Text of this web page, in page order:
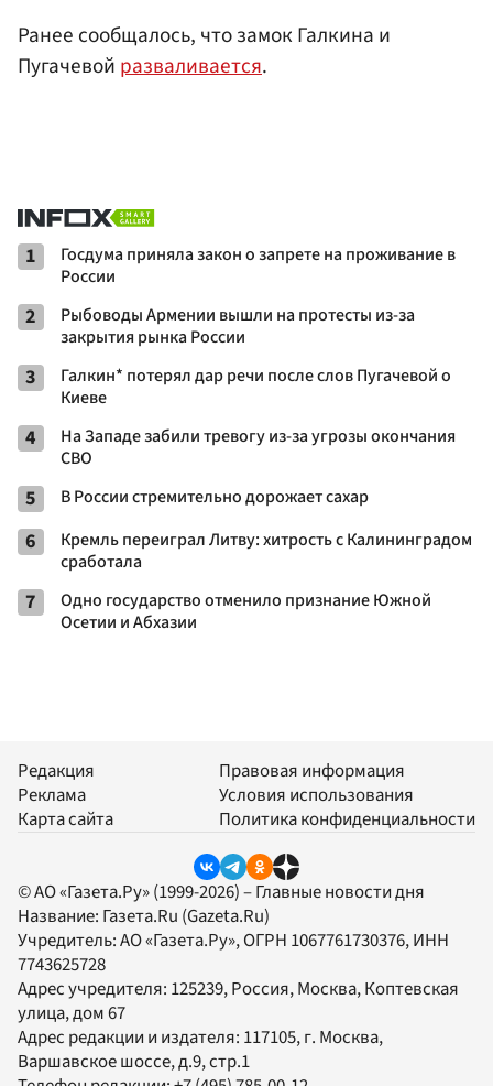
Ранее сообщалось, что замок Галкина и
Пугачевой разваливается.
1
Госдума приняла закон о запрете на проживание в
России
2
Рыбоводы Армении вышли на протесты из-за
закрытия рынка России
3
Галкин* потерял дар речи после слов Пугачевой о
Киеве
4
На Западе забили тревогу из-за угрозы окончания
СВО
5 В России стремительно дорожает сахар
6
Кремль переиграл Литву: хитрость с Калининградом
сработала
7
Одно государство отменило признание Южной
Осетии и Абхазии
Редакция
Реклама
Карта сайта
Правовая информация
Условия использования
Политика конфиденциальности
© АО «Газета.Ру» (1999-2026) – Главные новости дня
Название: Газета.Ru (Gazeta.Ru)
Учредитель:АО «Газета.Ру», ОГРН 1067761730376, ИНН
7743625728
Адрес учредителя: 125239, Россия, Москва, Коптевская
улица, дом 67
Адрес редакции и издателя: 117105, г. Москва,
Варшавское шоссе, д.9, стр.1